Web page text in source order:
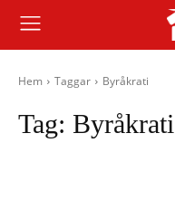
Hem Taggar Byråkrati
Tag: Byråkrati